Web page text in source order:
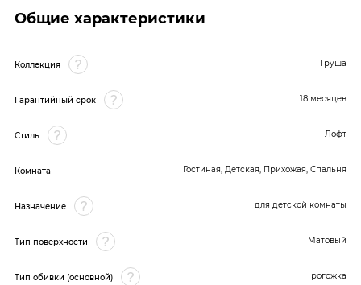
Общие характеристики
Коллекция Груша
Гарантийный срок 18 месяцев
Стиль Лофт
Комната Гостиная, Детская, Прихожая, Спальня
Назначение для детской комнаты
Тип поверхности Матовый
Тип обивки (основной) рогожка